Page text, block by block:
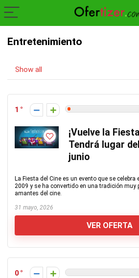
Entretenimiento
Show all
1
¡Vuelve la
Tendrá lugar
junio
La Fiesta del Cine es un evento que se celebra
2009 y se ha convertido en una tradición muy
amantes del cine.
31 mayo, 2026
VER OFERTA
0